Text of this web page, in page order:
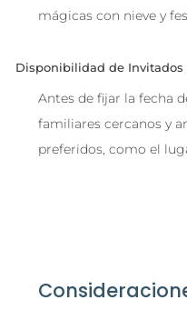
mágicas con nieve y
Disponibilidad de Invitados
Antes de fijar la fecha
familiares cercanos y
preferidos, como el